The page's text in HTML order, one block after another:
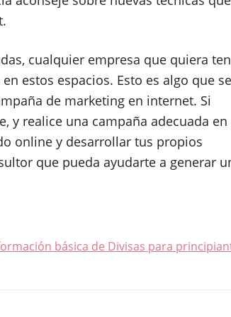
cualquier empresa que quiera
estos espacios. Esto es algo que se
de marketing en internet. Si
y realice una campaña adecuada en
online y desarrollar tus propios
que pueda ayudarte a generar
básica de Divisas para